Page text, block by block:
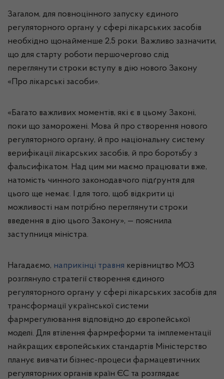
Загалом, для повноцінного запуску єдиного
регуляторного органу у сфері лікарських засобів
необхідно щонайменше 2,5 роки. Важливо зазначити,
що для старту роботи першочергово слід
переглянути строки вступу в дію нового Закону
«Про лікарські засоби».
«Багато важливих моментів, які є в цьому Законі,
поки що заморожені. Мова й про створення нового
регуляторного органу, й про національну систему
верифікації лікарських засобів, й про боротьбу з
фальсифікатом. Над цим ми маємо працювати вже,
натомість чинного законодавчого підґрунтя для
цього ще немає. І для того, щоб відкрити ці
можливості нам потрібно переглянути строки
введення в дію цього Закону», — пояснила
заступниця міністра.
Нагадаємо, наприкінці травня керівництво МОЗ
розглянуло стратегії створення єдиного
регуляторного органу у сфері лікарських засобів для
трансформації української системи
фармрегулювання відповідно до європейської
моделі. Для втілення фармреформи та імплементації
найкращих європейських стандартів Міністерство
планує вивчати бізнес-процеси фармацевтичних
регуляторних органів країн ЄС та розглядає